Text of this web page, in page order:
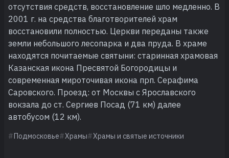
отсутствия средств, восстановление шло медленно. В
2001 г. на средства благотворителей храм
восстановили полностью. Церкви переданы также
земли небольшого лесопарка и два пруда. В храме
находятся почитаемые святыни: старинная храмовая
Казанская икона Пресвятой Богородицы и
современная мироточивая икона прп. Серафима
Саровского. Проезд: от Москвы с Ярославского
вокзала до ст. Сергиев Посад (71 км) далее
автобусом (12 км).
Подмосковье Храмы Храмы и святые источники